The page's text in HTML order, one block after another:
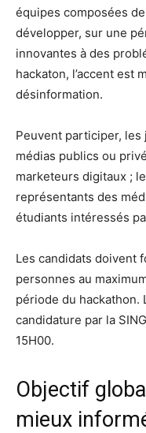
équipes composées
développer, sur une
innovantes à des
hackaton, l’accent est
désinformation.
Peuvent participer, les
médias publics ou
marketeurs digitaux ;
représentants des
étudiants intéressés
Les candidats doivent
personnes au
période du hackathon.
candidature par la
15H00.
Objectif
mieux